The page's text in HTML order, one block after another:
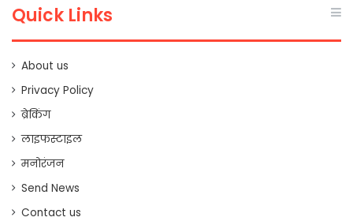
Quick Links
About us
Privacy Policy
ब्रेकिंग
लाइफस्टाइल
मनोरंजन
Send News
Contact us